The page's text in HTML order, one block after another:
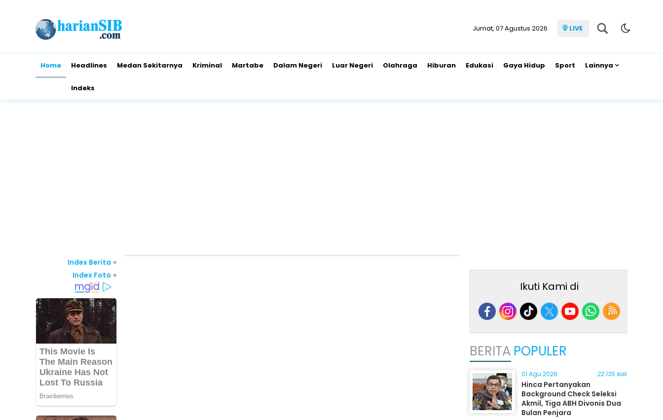
Jumat, 07 Agustus 2026 LIVE
Home Headlines Medan Sekitarnya Kriminal Martabe Dalam Negeri Luar Negeri Olahraga Hiburan Edukasi Gaya Hidup Sport Lainnya
Indeks
Index Berita +
Index Foto +
Ikuti Kami di
BERITA POPULER
01 Agu 2026 22.135 kali
Hinca Pertanyakan
Background Check Seleksi
Akmil, Tiga ABH Divonis Dua
Bulan Penjara